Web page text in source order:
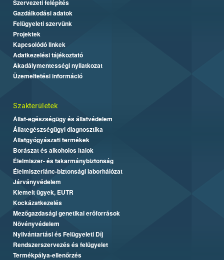
Szervezeti felépítés
Gazdálkodási adatok
Felügyeleti szervünk
Projektek
Kapcsolódó linkek
Adatkezelési tájékoztató
Akadálymentességi nyilatkozat
Üzemeltetési információ
Szakterületek
Állat-egészségügy és állatvédelem
Állategészségügyi diagnosztika
Állatgyógyászati termékek
Borászat és alkoholos italok
Élelmiszer- és takarmánybiztonság
Élelmiszerlánc-biztonsági laborhálózat
Járványvédelem
Kiemelt ügyek, EUTR
Kockázatkezelés
Mezőgazdasági genetikai erőforrások
Növényvédelem
Nyilvántartási és Felügyeleti Díj
Rendszerszervezés és felügyelet
Termékpálya-ellenőrzés